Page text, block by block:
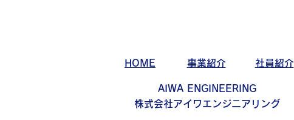
HOME 事業紹介 社員紹介
AIWA ENGINEERING
株式会社アイワエンジニアリング